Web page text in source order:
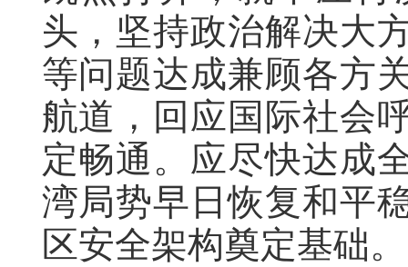
头，坚持政治解决大
等问题达成兼顾各方
航道，回应国际社会
定畅通。应尽快达成
湾局势早日恢复和平
区安全架构奠定基础。